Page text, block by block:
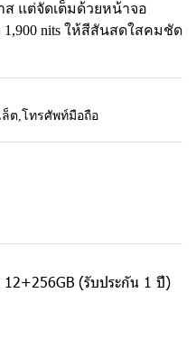
ส แต่จัดเต็มด้วยหน้าจอ
1,900 nits ให้สีสันสดใสคมชัด
ต, โทรศัพท์มือถือ
(รับประกัน 1 ปี)